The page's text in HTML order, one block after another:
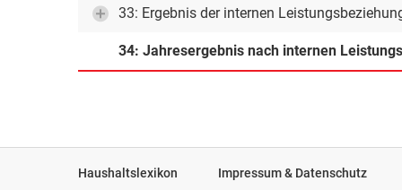
33: Ergebnis der internen
34: Jahresergebnis nach internen
Haushaltslexikon Impressum & Datenschutz